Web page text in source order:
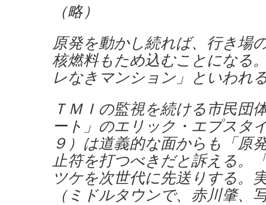
（略）
原発を動かし続れば、行き場
核燃料もため込むことになる
レなきマンション」といわれ
ＴＭＩの監視を続ける市民団
ート」のエリック・エプスタ
９）は道義的な面からも「原
止符を打つべきだと訴える。
ツケを次世代に先送りする。
（ミドルタウンで、赤川肇、